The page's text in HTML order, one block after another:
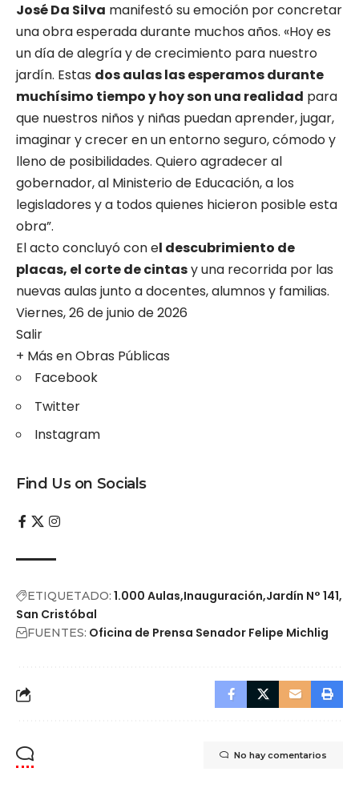
José Da Silva manifestó su emoción por concretar
una obra esperada durante muchos años. «Hoy es
un día de alegría y de crecimiento para nuestro
jardín. Estas dos aulas las esperamos durante
muchísimo tiempo y hoy son una realidad para
que nuestros niños y niñas puedan aprender, jugar,
imaginar y crecer en un entorno seguro, cómodo y
lleno de posibilidades. Quiero agradecer al
gobernador, al Ministerio de Educación, a los
legisladores y a todos quienes hicieron posible esta
obra”.
El acto concluyó con el descubrimiento de
placas, el corte de cintasy una recorrida por las
nuevas aulas junto a docentes, alumnos y familias.
Viernes, 26 de junio de 2026
Salir
+ Más enObras Públicas
Facebook
Twitter
Instagram
Find Us on Socials
ETIQUETADO: 1.000 Aulas Inauguración Jardín N° 141
San Cristóbal
FUENTES: Oficina de Prensa Senador Felipe Michlig
No hay comentarios